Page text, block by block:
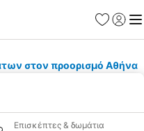
στον προορισμό Αθήνα
Επισκέπτες & δωμάτια